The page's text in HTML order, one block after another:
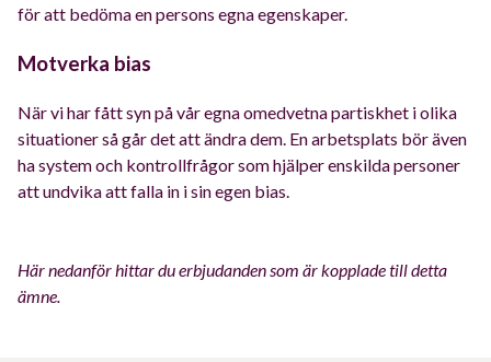
för att bedöma en persons egna egenskaper.
Motverka bias
När vi har fått syn på vår egna omedvetna partiskhet i olika
situationer så går det att ändra dem. En arbetsplats bör även
ha system och kontrollfrågor som hjälper enskilda personer
att undvika att falla in i sin egen bias.
Här nedanför hittar du erbjudanden som är kopplade till detta
ämne.